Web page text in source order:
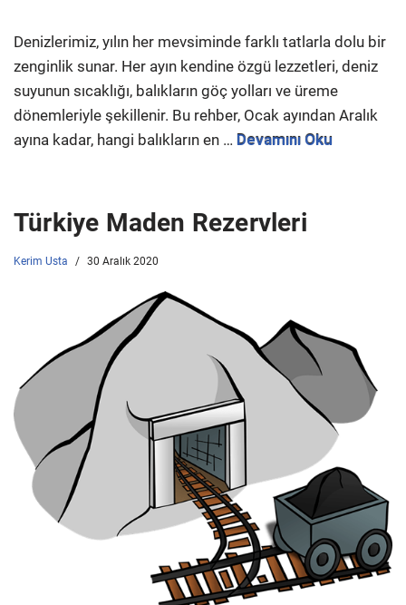
Denizlerimiz, yılın her mevsiminde farklı tatlarla dolu bir
zenginlik sunar. Her ayın kendine özgü lezzetleri, deniz
suyunun sıcaklığı, balıkların göç yolları ve üreme
dönemleriyle şekillenir. Bu rehber, Ocak ayından Aralık
ayına kadar, hangi balıkların en … Devamını Oku
Türkiye Maden Rezervleri
Kerim Usta 30 Aralık 2020